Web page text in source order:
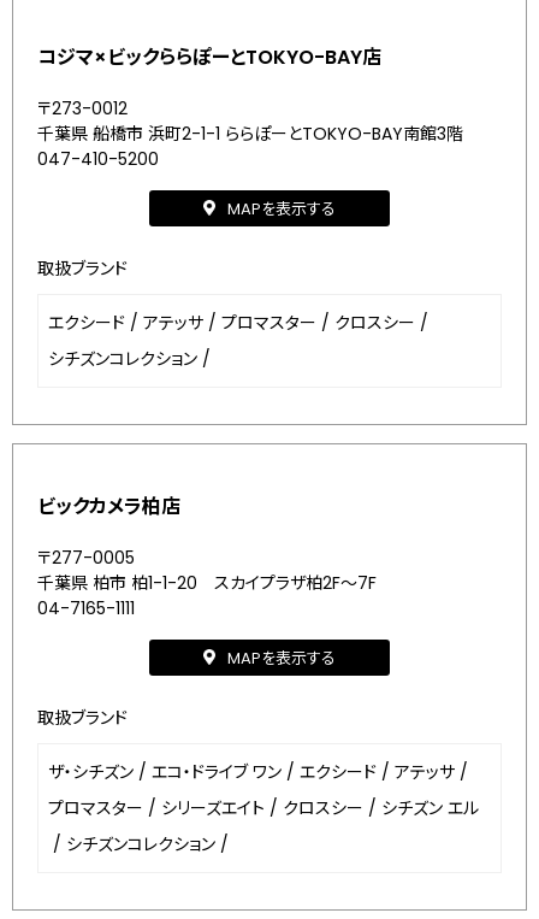
コジマ×ビックららぽーとTOKYO-BAY店
〒273-0012
千葉県 船橋市 浜町2-1-1 ららぽーとTOKYO-BAY南館3階
047-410-5200
MAPを表示する
取扱ブランド
エクシード / アテッサ / プロマスター / クロスシー /
シチズンコレクション /
ビックカメラ柏店
〒277-0005
千葉県 柏市 柏1-1-20 スカイプラザ柏2F～7F
04-7165-1111
MAPを表示する
取扱ブランド
ザ・シチズン / エコ・ドライブ ワン / エクシード / アテッサ /
プロマスター / シリーズエイト / クロスシー / シチズン エル
/ シチズンコレクション /